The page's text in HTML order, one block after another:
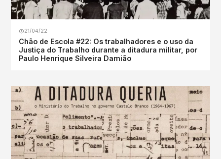
21/04/22
Chão de Escola #22: Os trabalhadores e o uso da
Justiça do Trabalho durante a ditadura militar, por
Paulo Henrique Silveira Damião